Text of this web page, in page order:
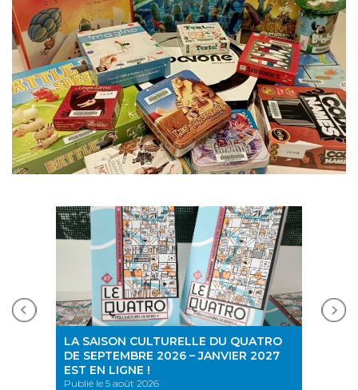
LA SAISON CULTURELLE DU QUATRO
DE SEPTEMBRE 2026 – JANVIER 2027
EST EN LIGNE !
Publié le 5 août 2026